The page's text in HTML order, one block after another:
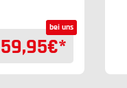
bei uns
59,95€*